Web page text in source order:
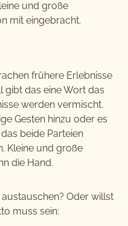
und große
mit eingebracht.
frühere Erlebnisse
gibt das eine Wort das
werden vermischt.
Gesten hinzu oder es
beide Parteien
Kleine und große
die Hand.
Oder willst
muss sein: